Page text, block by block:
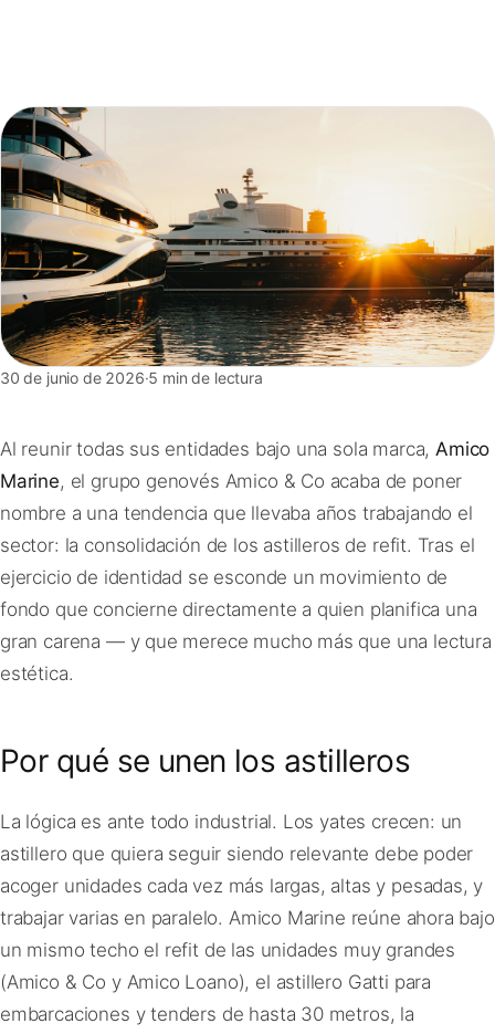
Contacto
30 de junio de 2026·5 min de lectura
Al reunir todas sus entidades bajo una sola marca,Amico
Marine, el grupo genovés Amico & Co acaba de poner
nombre a una tendencia que llevaba años trabajando el
sector: la consolidación de los astilleros de refit. Tras el
ejercicio de identidad se esconde un movimiento de
fondo que concierne directamente a quien planifica una
gran carena — y que merece mucho más que una lectura
estética.
Por qué se unen los astilleros
La lógica es ante todo industrial. Los yates crecen: un
astillero que quiera seguir siendo relevante debe poder
acoger unidades cada vez más largas, altas y pesadas, y
trabajar varias en paralelo. Amico Marine reúne ahora bajo
un mismo techo el refit de las unidades muy grandes
(Amico & Co y Amico Loano), el astillero Gatti para
embarcaciones y tenders de hasta 30 metros, la